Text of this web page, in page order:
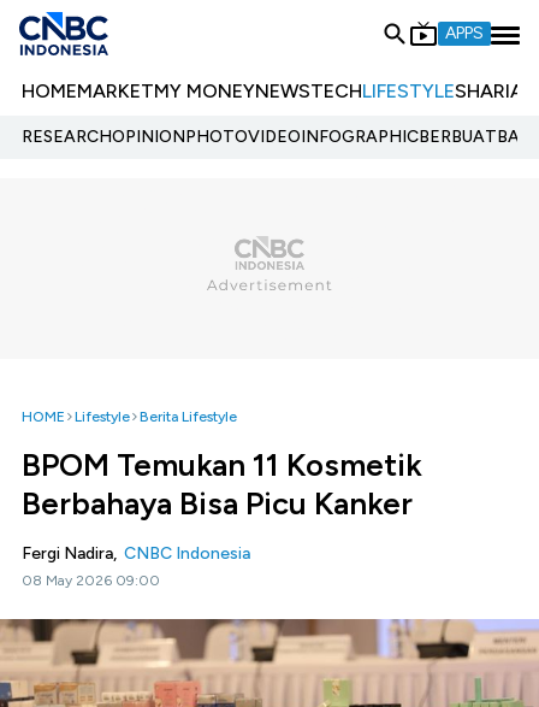
APPS
HOMEMARKETMY MONEYNEWSTECHLIFESTYLESHARIA
RESEARCHOPINIONPHOTOVIDEOINFOGRAPHIC
HOME Lifestyle Berita Lifestyle
BPOM Temukan 11 Kosmetik
Berbahaya Bisa Picu Kanker
Fergi Nadira, CNBC Indonesia
08 May 2026 09:00